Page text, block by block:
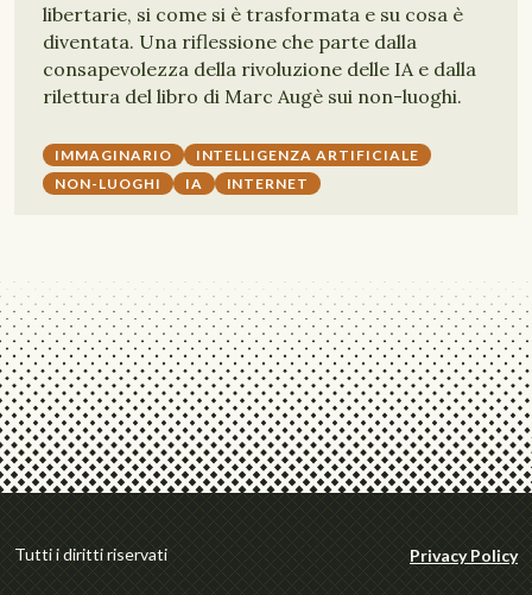
libertarie, si come si è trasformata e su cosa è
diventata. Una riflessione che parte dalla
consapevolezza della rivoluzione delle IA e dalla
rilettura del libro di Marc Augè sui non-luoghi.
IMMAGINARIO
INTELLIGENZA ARTIFICIALE
NON-LUOGHI
IA INTERNET
Tutti i diritti riservati Privacy Policy